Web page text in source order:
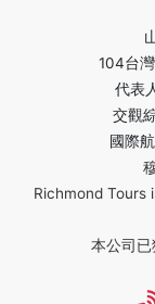
104台
代表
交觀
國際
Richmond Tours
本公司